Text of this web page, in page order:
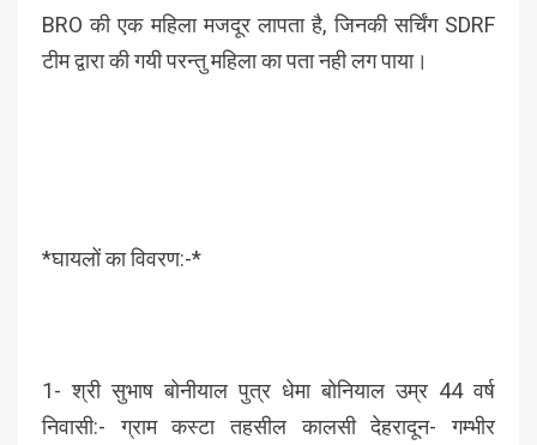
BRO की एक महिला मजदूर लापता है, जिनकी सर्चिंग SDRF
टीम द्वारा की गयी परन्तु महिला का पता नही लग पाया।
*घायलों का विवरण:-*
1- श्री सुभाष बोनीयाल पुत्र धेमा बोनियाल उम्र 44 वर्ष
निवासी:- ग्राम कस्टा तहसील कालसी देहरादून- गम्भीर